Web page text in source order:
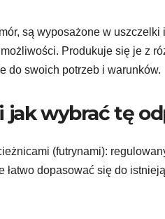
są wyposażone w uszczelki
Produkuje się je z
do swoich potrzeb i warunków.
jak wybrać tę
(futrynami):
łatwo dopasować się do